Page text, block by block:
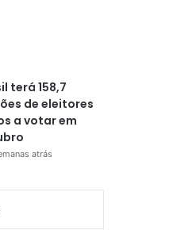
terá 158,7
de eleitores
a votar em
atrás